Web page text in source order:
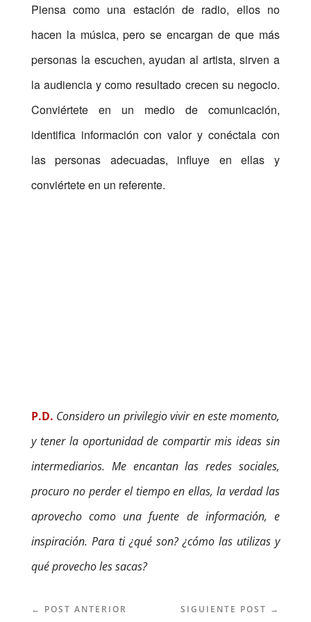
Piensa como una estación de radio, ellos no
hacen la música, pero se encargan de que más
personas la escuchen, ayudan al artista, sirven a
la audiencia y como resultado crecen su negocio.
Conviértete en un medio de comunicación,
identifica información con valor y conéctala con
las personas adecuadas, influye en ellas y
conviértete en un referente.
P.D. Considero un privilegio vivir en este momento,
y tener la oportunidad de compartir mis ideas sin
intermediarios. Me encantan las redes sociales,
procuro no perder el tiempo en ellas, la verdad las
aprovecho como una fuente de información, e
inspiración. Para ti ¿qué son? ¿cómo las utilizas y
qué provecho les sacas?
← POST ANTERIOR SIGUIENTE POST →